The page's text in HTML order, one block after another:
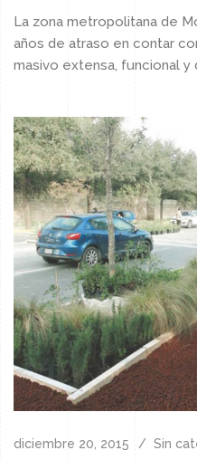
La zona metropolitana de
años de atraso en contar
masivo extensa, funcional y
diciembre 20, 2015 Sin